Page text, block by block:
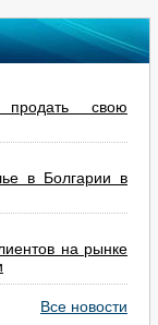
свою
в Болгарии в
на рынке
Все новости